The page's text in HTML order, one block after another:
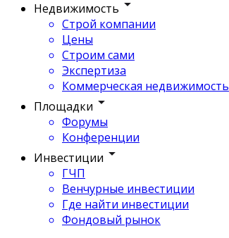
Недвижимость
Строй компании
Цены
Строим сами
Экспертиза
Коммерческая недвижимость
Площадки
Форумы
Конференции
Инвестиции
ГЧП
Венчурные инвестиции
Где найти инвестиции
Фондовый рынок